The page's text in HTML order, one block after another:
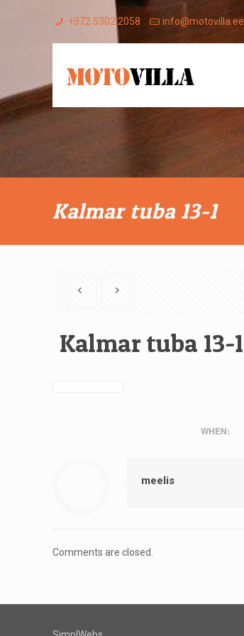
+372 5302 2058 info@motovilla.ee
Kalmar tuba 13-1
Kalmar tuba 13-1
WHEN:
meelis
Comments are closed.